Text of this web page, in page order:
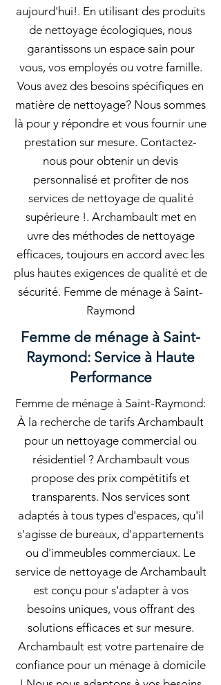
aujourd'hui!. En utilisant des produits
de nettoyage écologiques, nous
garantissons un espace sain pour
vous, vos employés ou votre famille.
Vous avez des besoins spécifiques en
matière de nettoyage? Nous sommes
là pour y répondre et vous fournir une
prestation sur mesure. Contactez-
nous pour obtenir un devis
personnalisé et profiter de nos
services de nettoyage de qualité
supérieure !. Archambault met en
uvre des méthodes de nettoyage
efficaces, toujours en accord avec les
plus hautes exigences de qualité et de
sécurité. Femme de ménage à Saint-
Raymond
Femme de ménage à Saint-
Raymond: Service à Haute
Performance
Femme de ménage à Saint-Raymond:
À la recherche de tarifs Archambault
pour un nettoyage commercial ou
résidentiel ? Archambault vous
propose des prix compétitifs et
transparents. Nos services sont
adaptés à tous types d'espaces, qu'il
s'agisse de bureaux, d'appartements
ou d'immeubles commerciaux. Le
service de nettoyage de Archambault
est conçu pour s'adapter à vos
besoins uniques, vous offrant des
solutions efficaces et sur mesure.
Archambault est votre partenaire de
confiance pour un ménage à domicile